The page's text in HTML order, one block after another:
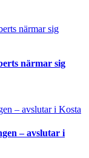
närmar sig
– avslutar i